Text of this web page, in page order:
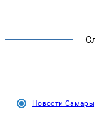
Новости Самары